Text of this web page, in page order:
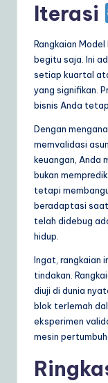
Iterasi
Rangkaian
begitu saja. Ini
setiap kuartal
yang signifikan.
bisnis Anda
Dengan
memvalidasi
keuangan, Anda
bukan
tetapi
beradaptasi saat
telah didebug
hidup.
Ingat, rangkaian
tindakan.
diuji di dunia
blok terlemah
eksperimen
mesin